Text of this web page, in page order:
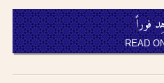
فوراً
READ